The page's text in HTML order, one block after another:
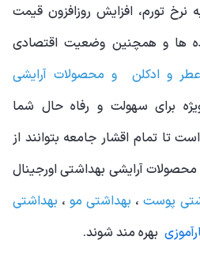
نرخ تورم، افزایش روزافزون قیمت
ها و همچنین وضعیت اقتصادی
عطر و ادکلن و محصولات آرایشی
برای سهولت و رفاه حال شما
تا تمام اقشار جامعه بتوانند از
محصولات آرایشی بهداشتی اورجینال
پوست، بهداشتی مو، بهداشتی
بهره مند شوند.